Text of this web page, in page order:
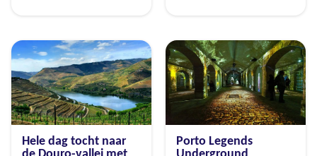
Hele dag tocht naar
Porto Legends